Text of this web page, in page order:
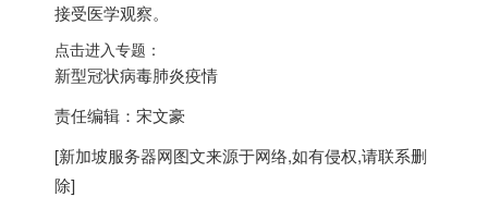
接受医学观察。
点击进入专题：
新型冠状病毒肺炎疫情
责任编辑：宋文豪
[新加坡服务器网图文来源于网络,如有侵权,请联系删
除]